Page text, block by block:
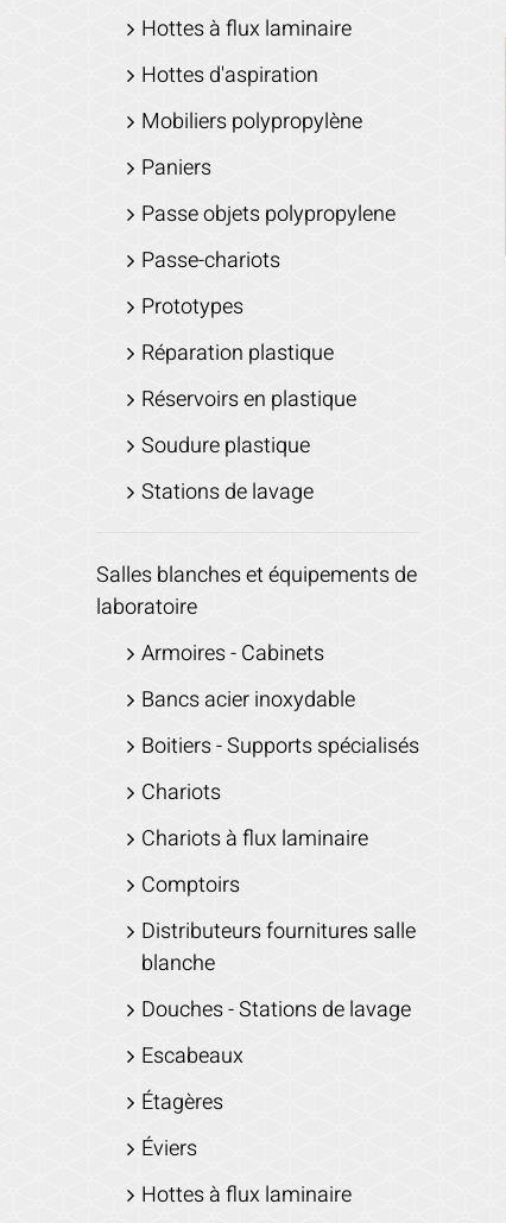
Hottes à flux laminaire
Hottes d'aspiration
Mobiliers polypropylène
Paniers
Passe objets polypropylene
Passe-chariots
Prototypes
Réparation plastique
Réservoirs en plastique
Soudure plastique
Stations de lavage
Salles blanches et équipements de
laboratoire
Armoires - Cabinets
Bancs acier inoxydable
Boitiers - Supports spécialisés
Chariots
Chariots à flux laminaire
Comptoirs
Distributeurs fournitures salle
blanche
Douches - Stations de lavage
Escabeaux
Étagères
Éviers
Hottes à flux laminaire